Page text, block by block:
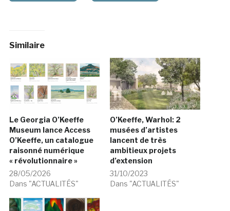
Similaire
Le Georgia O’Keeffe
Museum lance Access
O’Keeffe, un catalogue
raisonné numérique
« révolutionnaire »
28/05/2026
Dans "ACTUALITÉS"
O’Keeffe, Warhol: 2
musées d’artistes
lancent de très
ambitieux projets
d’extension
31/10/2023
Dans "ACTUALITÉS"